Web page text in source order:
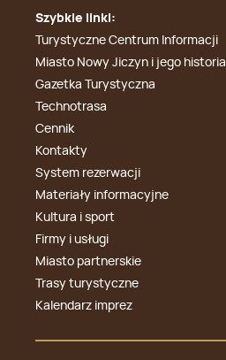
Szybkie linki:
Turystyczne Centrum Informacji
Miasto Nowy Jiczyn i jego historia
Gazetka Turystyczna
Technotrasa
Cennik
Kontakty
System rezerwacji
Materiały informacyjne
Kultura i sport
Firmy i usługi
Miasto partnerskie
Trasy turystyczne
Kalendarz imprez